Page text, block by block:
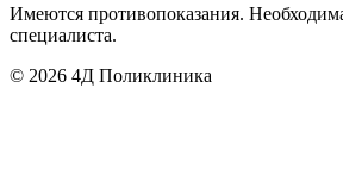
Имеются противопоказания.
специалиста.
© 2026 4Д Поликлиника